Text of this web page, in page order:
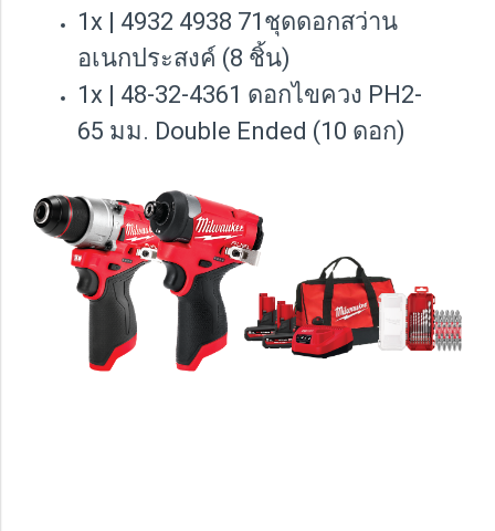
1x | 4932 4938 71ชุดดอกสว่าน
อเนกประสงค์ (8 ชิ้น)
1x | 48-32-4361 ดอกไขควง PH2-
65 มม. Double Ended (10 ดอก)